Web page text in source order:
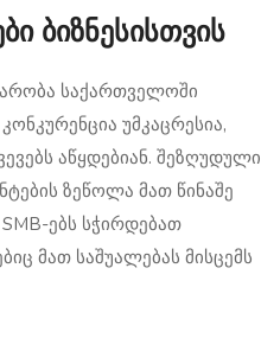
ბიზნესისთვის
საქართველოში
უმკაცრესია,
აწყდებიან. შეზღუდული
ზეწოლა მათ წინაშე
ებს სჭირდებათ
მათ საშუალებას მისცემს